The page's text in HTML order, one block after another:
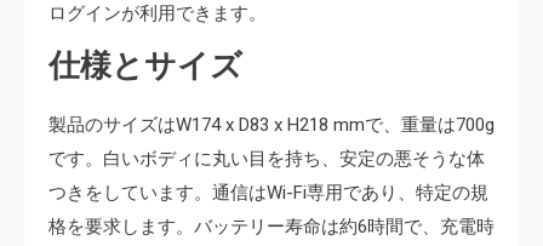
ログインが利用できます。
仕様とサイズ
製品のサイズはW174 x D83 x H218 mmで、重量は700g
です。白いボディに丸い目を持ち、安定の悪そうな体
つきをしています。通信はWi-Fi専用であり、特定の規
格を要求します。バッテリー寿命は約6時間で、充電時